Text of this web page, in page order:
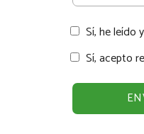
Sí, he leído
Sí, acepto